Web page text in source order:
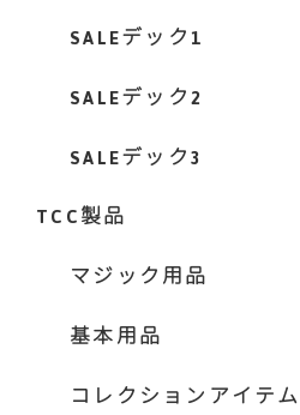
SALEデック1
SALEデック2
SALEデック3
TCC製品
マジック用品
基本用品
コレクションアイテム